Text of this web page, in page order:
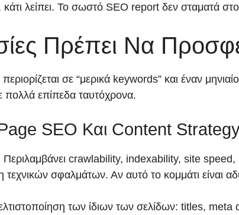
λείπει. Το σωστό SEO report δεν σταματά
Πρέπει Να
σε “μερικά keywords” και έναν
πολλά επίπεδα ταυτόχρονα.
SEO Και Content
Περιλαμβάνει crawlability, indexability, site
τεχνικών σφαλμάτων. Αν αυτό το κομμάτι είναι
των ίδιων των σελίδων: titles,